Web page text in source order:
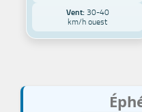
Vent:30-40
km/h ouest